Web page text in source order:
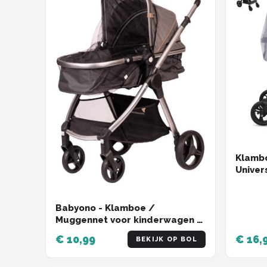
Babyono - Klamboe /
Muggennet voor kinderwagen -
Universeel - Zwart
€ 10,99 BEKIJK OP BOL €